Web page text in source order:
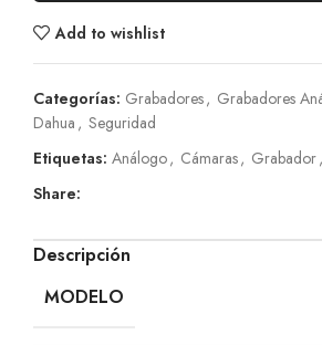
Add to wishlist
Categorías: Grabadores, Grabadores
Dahua , Seguridad
Etiquetas: Análogo, Cámaras, Grabador,
Share:
Descripción
MODELO